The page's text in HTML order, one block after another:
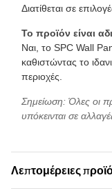
Διατίθεται σε
Το προϊόν είναι
Ναι, το SPC Wall
καθιστώντας το
περιοχές.
Σημείωση: Όλες οι
υπόκεινται σε
Λεπτομέρειες